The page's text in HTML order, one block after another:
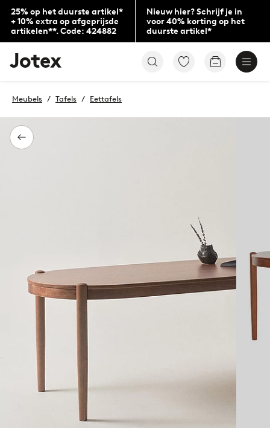
25% op het duurste artikel*
+ 10% extra op afgeprijsde
artikelen**. Code: 424882
Nieuw hier? Schrijf je in
voor 40% korting op het
duurste artikel*
Jotex
logo
to
home
page
Ga
Go
Terug
Meubels Tafels Eettafels